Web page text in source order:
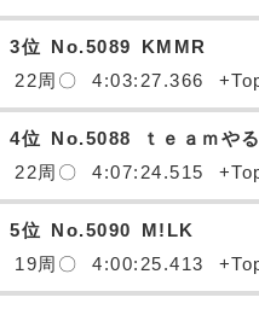
3位 No.5089
KMMR
22周〇
4:03:27.366
4位 No.5088
ｔｅａｍや
22周〇
4:07:24.515
5位 No.5090
M!LK
19周〇
4:00:25.413